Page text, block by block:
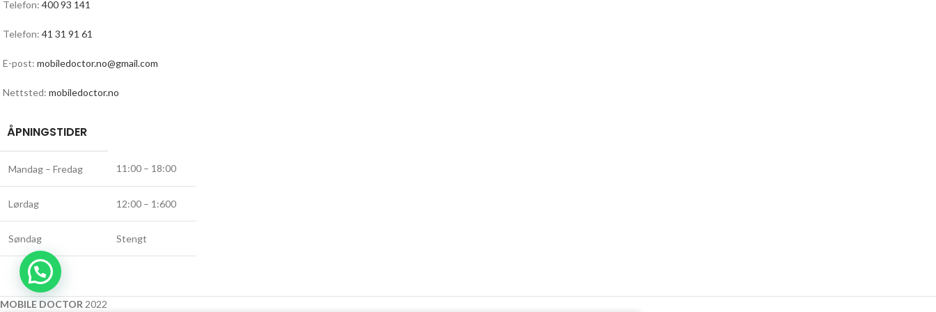
Telefon: 400 93 141
Telefon: 41 31 91 61
E-post: mobiledoctor.no@gmail.com
Nettsted: mobiledoctor.no
ÅPNINGSTIDER
Mandag – Fredag 11:00 – 18:00
Lørdag 12:00 – 1:600
Søndag Stengt
MOBILE DOCTOR 2022